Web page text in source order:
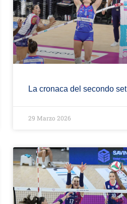
La cronaca del secondo set
29 Marzo 2026